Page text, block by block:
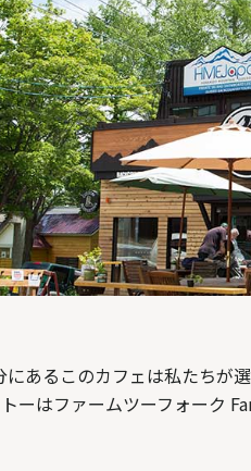
あるこのカフェは私たち
ーはファームツーフォーク